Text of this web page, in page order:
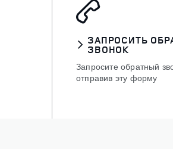
ЗАПРОСИТЬ
ЗВОНОК
Запросите обратный
отправив эту форму